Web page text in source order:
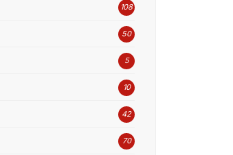
108
50
5
10
42
70